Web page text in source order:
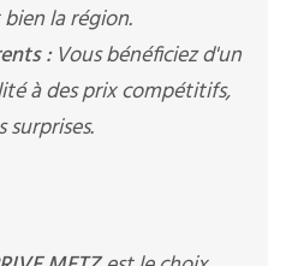
la région.
:Vous bénéficiez d'un
à des prix compétitifs,
surprises.